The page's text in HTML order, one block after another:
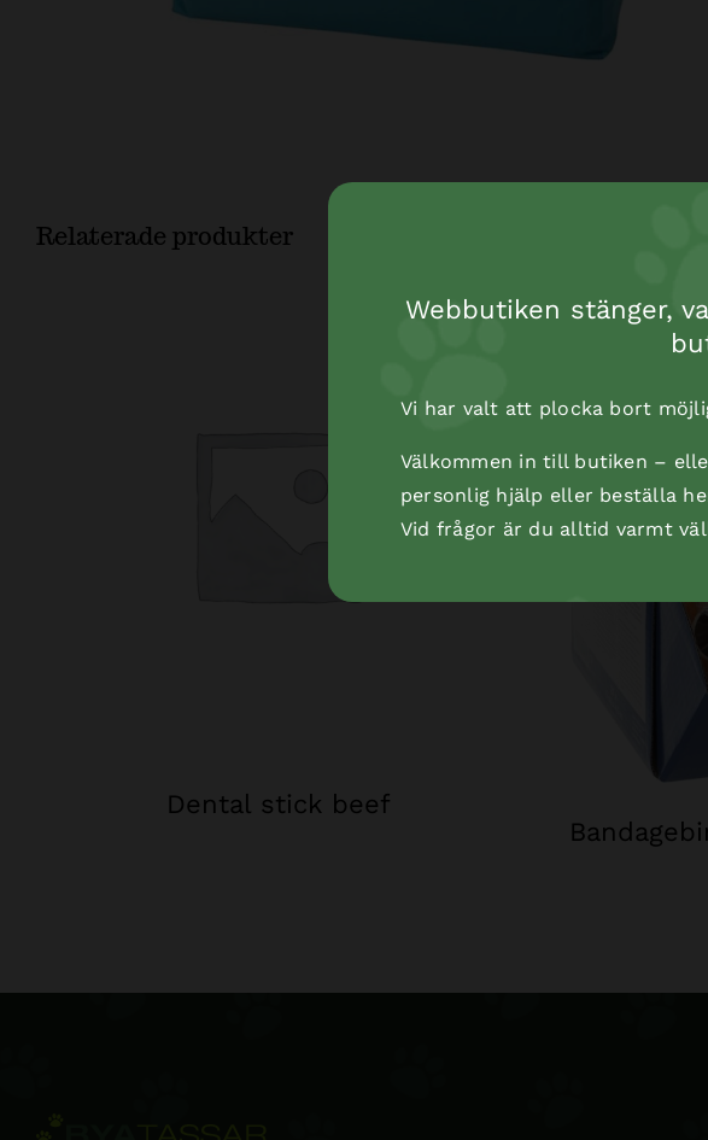
Relaterade produkter
Dental stick beef
Webbutiken stänger,
Vi har valt att plocka bort
Välkommen in till butiken –
personlig hjälp eller beställa
Vid frågor är du alltid varmt